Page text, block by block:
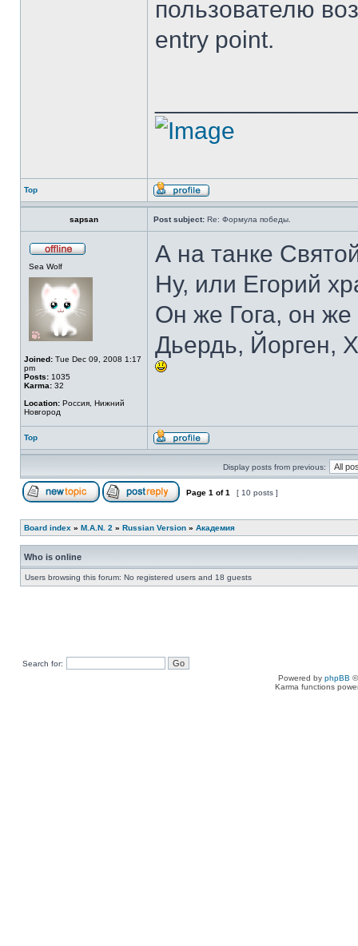
пользователю
entry point.
Top
sapsan Post subject: Re: Формула победы.
Sea Wolf
Joined: Tue Dec 09, 2008 1:17
pm
Posts: 1035
Karma: 32
Location: Россия, Нижний
Новгород
А на танке
Ну, или Егорий
Он же Гога, он
Дьердь, Йорген,
Top
Display posts from previous:
Page 1 of1 [ 10 posts ]
Board index » M.A.N. 2 » Russian Version » Академия
Who is online
Users browsing this forum: No registered users and 18 guests
Search for:
Powered by phpBB
Karma functions